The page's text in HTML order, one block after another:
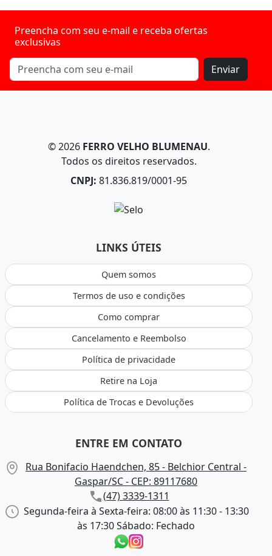
Preencha com seu e-mail e receba ofertas
exclusivas
Enviar
© 2026 FERRO VELHO BLUMENAU.
Todos os direitos reservados.
CNPJ: 81.836.819/0001-95
LINKS ÚTEIS
Quem somos
Termos de uso e condições
Como comprar
Cancelamento e Reembolso
Política de privacidade
Retire na Loja
Política de Trocas e Devoluções
ENTRE EM CONTATO
Rua Bonifacio Haendchen, 85 - Belchior Central -
Gaspar/SC - CEP: 89117680
(47) 3339-1311
Segunda-feira à Sexta-feira: 08:00 às 11:30 - 13:30
às 17:30 Sábado: Fechado